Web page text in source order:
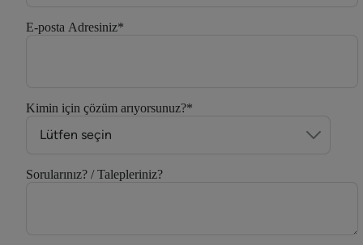
E-posta Adresiniz*
Kimin için çözüm arıyorsunuz?*
Sorularınız? / Talepleriniz?